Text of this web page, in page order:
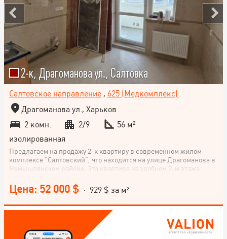
2-к, Драгоманова ул., Салтовка
Салтовское направление , 625 (Медкомплекс)
Драгоманова ул., Харьков
2 комн.
2/9
56 м²
изолированная
Предлагаем на продажу 2-к квартиру в современном жилом
комплексе "Салтовский", что находится на улице Драгоманова в
Немышлянском районе. Эта квартира на удобном 2-м этаже
комфорт для вашей повседневной жизни. Капитальный ремонт
осуществлен с использованием качественных материалов -
здесь никто не проживал, поэтому вы станете первым
счастливчиком! В квартире установлены все необходимые
счетчики: тепло, вода и электроэнергия. Развитая
инфраструктура и удобная транспортная развязка делают это
Цена: 52 000 $ · 929 $ за м²